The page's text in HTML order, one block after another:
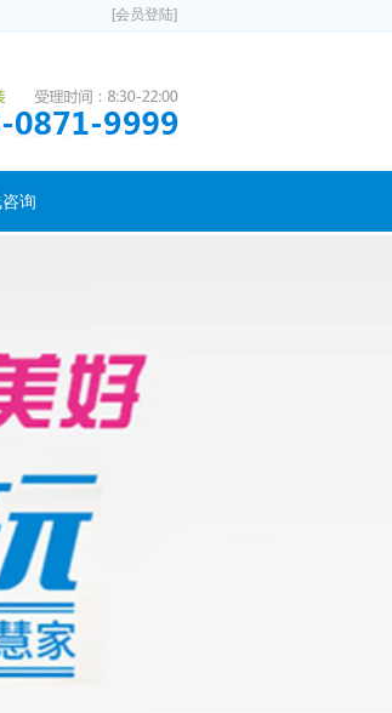
[会员登陆]
询